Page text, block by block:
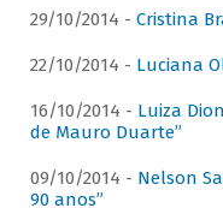
29/10/2014 - Cristina
22/10/2014 - Luciana
16/10/2014 - Luiza
de Mauro Duarte”
09/10/2014 - Nelson
90 anos”